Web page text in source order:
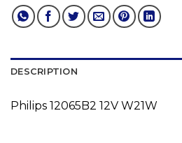
DESCRIPTION
Philips 12065B2 12V W21W